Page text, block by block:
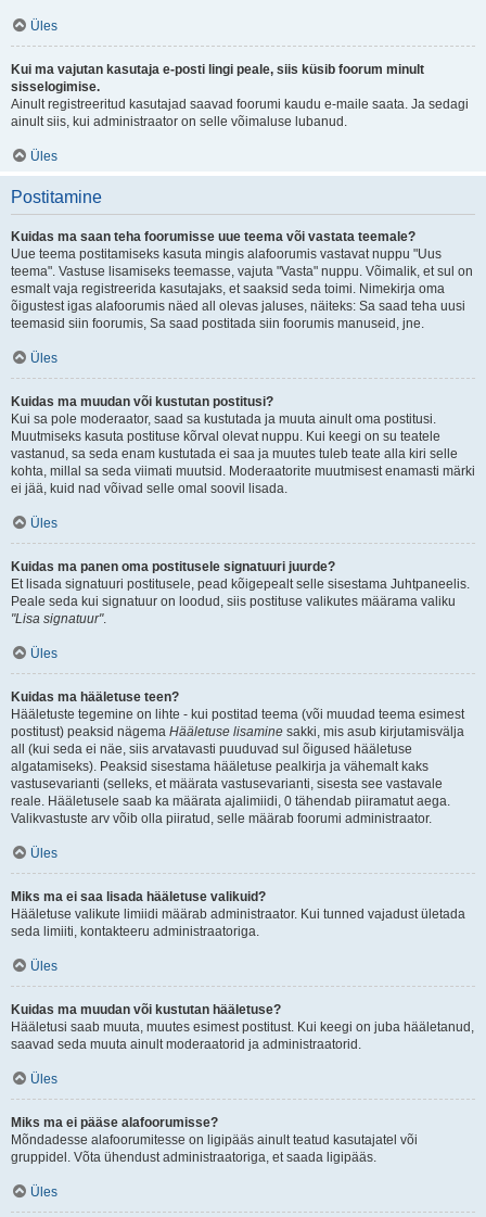
Üles
Kui ma vajutan kasutaja e-posti lingi peale, siis küsib foorum minult
sisselogimise.
Ainult registreeritud kasutajad saavad foorumi kaudu e-maile saata. Ja sedagi
ainult siis, kui administraator on selle võimaluse lubanud.
Üles
Postitamine
Kuidas ma saan teha foorumisse uue teema või vastata teemale?
Uue teema postitamiseks kasuta mingis alafoorumis vastavat nuppu "Uus
teema". Vastuse lisamiseks teemasse, vajuta "Vasta" nuppu. Võimalik, et sul on
esmalt vaja registreerida kasutajaks, et saaksid seda toimi. Nimekirja oma
õigustest igas alafoorumis näed all olevas jaluses, näiteks: Sa saad teha uusi
teemasid siin foorumis, Sa saad postitada siin foorumis manuseid, jne.
Üles
Kuidas ma muudan või kustutan postitusi?
Kui sa pole moderaator, saad sa kustutada ja muuta ainult oma postitusi.
Muutmiseks kasuta postituse kõrval olevat nuppu. Kui keegi on su teatele
vastanud, sa seda enam kustutada ei saa ja muutes tuleb teate alla kiri selle
kohta, millal sa seda viimati muutsid. Moderaatorite muutmisest enamasti märki
ei jää, kuid nad võivad selle omal soovil lisada.
Üles
Kuidas ma panen oma postitusele signatuuri juurde?
Et lisada signatuuri postitusele, pead kõigepealt selle sisestama Juhtpaneelis.
Peale seda kui signatuur on loodud, siis postituse valikutes määrama valiku
"Lisa signatuur".
Üles
Kuidas ma hääletuse teen?
Hääletuste tegemine on lihte - kui postitad teema (või muudad teema esimest
postitust) peaksid nägema Hääletuse lisamine sakki, mis asub kirjutamisvälja
all (kui seda ei näe, siis arvatavasti puuduvad sul õigused hääletuse
algatamiseks). Peaksid sisestama hääletuse pealkirja ja vähemalt kaks
vastusevarianti (selleks, et määrata vastusevarianti, sisesta see vastavale
reale. Hääletusele saab ka määrata ajalimiidi, 0 tähendab piiramatut aega.
Valikvastuste arv võib olla piiratud, selle määrab foorumi administraator.
Üles
Miks ma ei saa lisada hääletuse valikuid?
Hääletuse valikute limiidi määrab administraator. Kui tunned vajadust ületada
seda limiiti, kontakteeru administraatoriga.
Üles
Kuidas ma muudan või kustutan hääletuse?
Hääletusi saab muuta, muutes esimest postitust. Kui keegi on juba hääletanud,
saavad seda muuta ainult moderaatorid ja administraatorid.
Üles
Miks ma ei pääse alafoorumisse?
Mõndadesse alafoorumitesse on ligipääs ainult teatud kasutajatel või
gruppidel. Võta ühendust administraatoriga, et saada ligipääs.
Üles